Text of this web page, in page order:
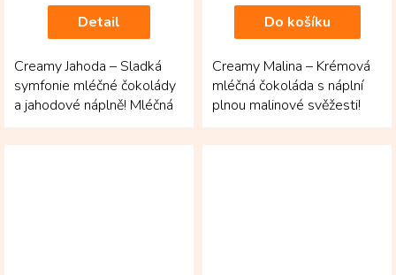
Detail
Creamy Jahoda – Sladká
symfonie mléčné čokolády
a jahodové náplně! Mléčná
35% čokoláda z
kolumbijských kakaových
Do košíku
Creamy Malina – Krémová
mléčná čokoláda s náplní
plnou malinové svěžesti!
Mléčná 35% čokoláda z
kolumbijských...